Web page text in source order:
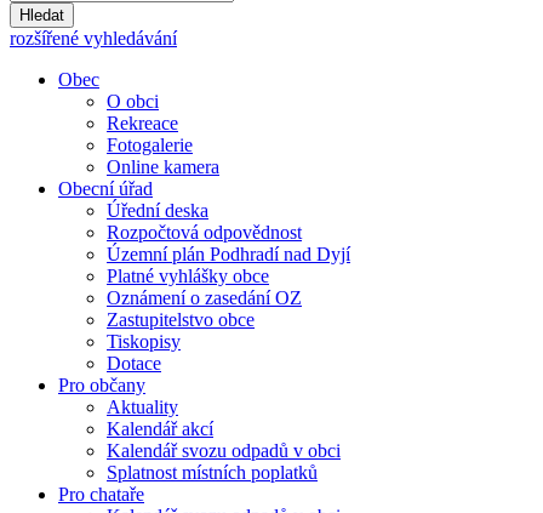
Hledat
rozšířené vyhledávání
Obec
O obci
Rekreace
Fotogalerie
Online kamera
Obecní úřad
Úřední deska
Rozpočtová odpovědnost
Územní plán Podhradí nad Dyjí
Platné vyhlášky obce
Oznámení o zasedání OZ
Zastupitelstvo obce
Tiskopisy
Dotace
Pro občany
Aktuality
Kalendář akcí
Kalendář svozu odpadů v obci
Splatnost místních poplatků
Pro chataře